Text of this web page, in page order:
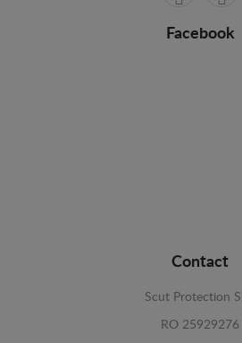
Facebook
Contact
Scut Protection
RO 25929276